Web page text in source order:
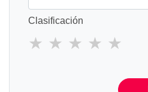
Clasificación